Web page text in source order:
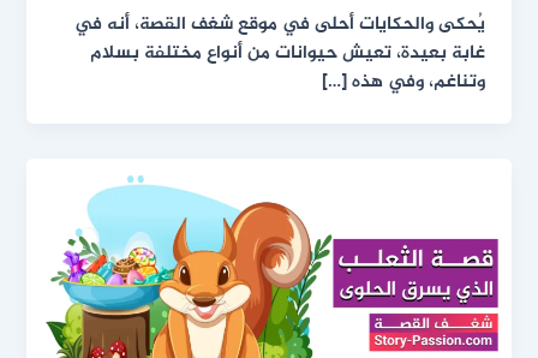
يُحكى والحكايات أحلى في موقع شغف القصة، أنه في
غابة بعيدة، تعيش حيوانات من أنواع مختلفة بسلام
وتناغم، وفي هذه […]